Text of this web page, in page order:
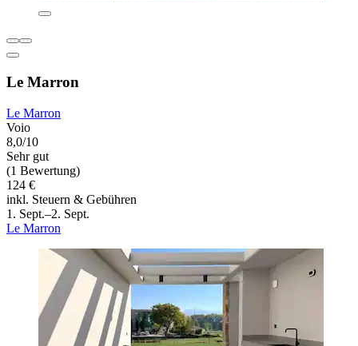
Le Marron
Le Marron
Voio
8,0/10
Sehr gut
(1 Bewertung)
124 €
inkl. Steuern & Gebühren
1. Sept.–2. Sept.
Le Marron